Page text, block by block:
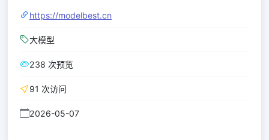
https://modelbest.cn
大模型
238 次预览
91 次访问
2026-05-07